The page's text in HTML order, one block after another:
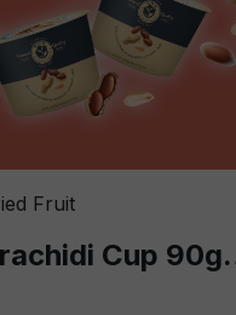
Fruit
Arachidi Cup 90g